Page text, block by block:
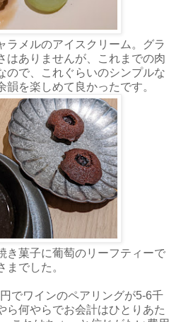
ラメルのアイスクリーム。グラ
はありませんが、これまでの肉
ので、これぐらいのシンプルな
を楽しめて良かったです。
き菓子に葡萄のリーフティーで
でした。
でワインのペアリングが5-6千
ら何やらでお会計はひとりあた